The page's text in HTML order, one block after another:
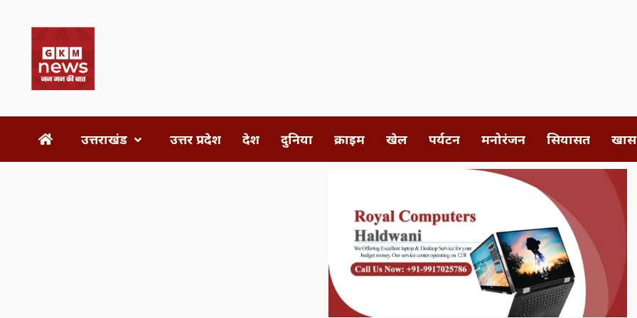
उत्तराखंड उत्तर प्रदेश देश दुनिया क्राइम खेल पर्यटन मनोरंजन सियासत